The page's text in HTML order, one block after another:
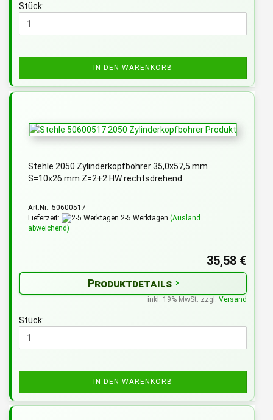
Stück:
IN DEN WARENKORB
Stehle 2050 Zylinderkopfbohrer 35,0x57,5 mm
S=10x26 mm Z=2+2 HW rechtsdrehend
Art.Nr.: 50600517
Lieferzeit:
2-5 Werktagen (Ausland
abweichend)
35,58 €
Produktdetails
inkl. 19% MwSt. zzgl. Versand
Stück:
IN DEN WARENKORB